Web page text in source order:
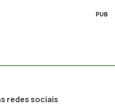
PUB
redes sociais